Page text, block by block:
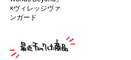
×ヴィレッジヴァ
ンガード